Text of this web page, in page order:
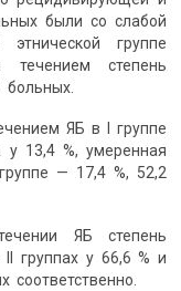
были со слабой
группе
степень
ЯБ в I группе
у 13,4 %, умеренная
— 17,4 %, 52,2
ЯБ степень
группах у 66,6 % и